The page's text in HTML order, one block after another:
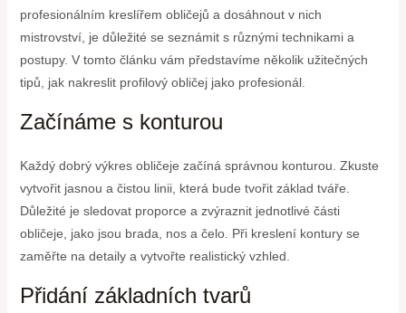
profesionálním kreslířem obličejů a dosáhnout v nich
mistrovství, je důležité se seznámit s různými technikami a
postupy. V tomto článku vám představíme několik užitečných
tipů, jak nakreslit profilový obličej jako profesionál.
Začínáme s konturou
Každý dobrý výkres obličeje začíná správnou konturou. Zkuste
vytvořit jasnou a čistou linii, která bude tvořit základ tváře.
Důležité je sledovat proporce a zvýraznit jednotlivé části
obličeje, jako jsou brada, nos a čelo. Při kreslení kontury se
zaměřte na detaily a vytvořte realistický vzhled.
Přidání základních tvarů